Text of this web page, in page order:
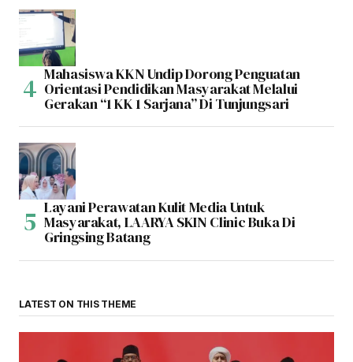
Mahasiswa KKN Undip Dorong Penguatan
Orientasi Pendidikan Masyarakat Melalui
Gerakan “1 KK 1 Sarjana” Di Tunjungsari
Layani Perawatan Kulit Media Untuk
Masyarakat, LAARYA SKIN Clinic Buka Di
Gringsing Batang
LATEST ON THIS THEME